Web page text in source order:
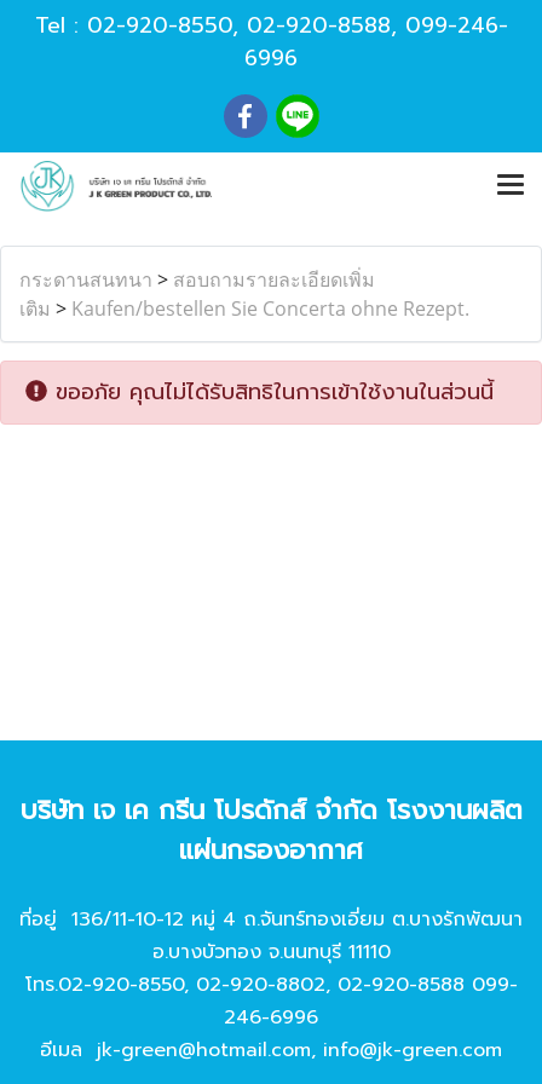
Tel : 02-920-8550, 02-920-8588, 099-246-
6996
กระดานสนทนา > สอบถามรายละเอียดเพิ่ม
เติม > Kaufen/bestellen Sie Concerta ohne Rezept.
ขออภัย คุณไม่ได้รับสิทธิในการเข้าใช้งานในส่วนนี้
บริษัท เจ เค กรีน โปรดักส์ จํากัด โรงงานผลิต
แผ่นกรองอากาศ
ที่อยู่ 136/11-10-12 หมู่ 4 ถ.จันทร์ทองเอี่ยม ต.บางรักพัฒนา
อ.บางบัวทอง จ.นนทบุรี 11110
โทร.02-920-8550, 02-920-8802, 02-920-8588 099-
246-6996
อีเมล jk-green@hotmail.com, info@jk-green.com